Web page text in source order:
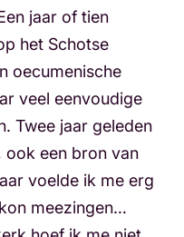
jaar of tien
het Schotse
oecumenische
veel eenvoudige
Twee jaar geleden
ook een bron van
voelde ik me erg
meezingen…